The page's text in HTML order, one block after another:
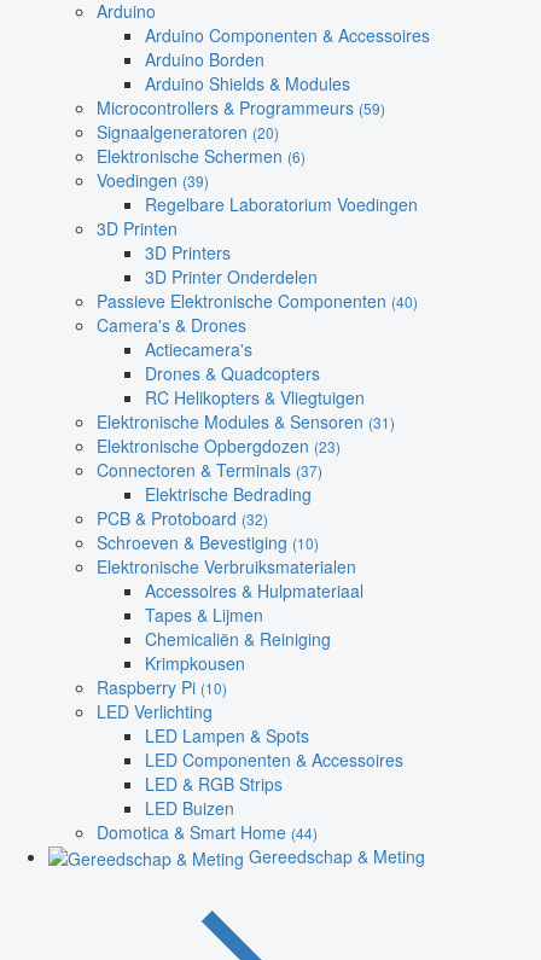
Arduino
Arduino Componenten & Accessoires
Arduino Borden
Arduino Shields & Modules
Microcontrollers & Programmeurs (59)
Signaalgeneratoren (20)
Elektronische Schermen (6)
Voedingen (39)
Regelbare Laboratorium Voedingen
3D Printen
3D Printers
3D Printer Onderdelen
Passieve Elektronische Componenten (40)
Camera's & Drones
Actiecamera's
Drones & Quadcopters
RC Helikopters & Vliegtuigen
Elektronische Modules & Sensoren (31)
Elektronische Opbergdozen (23)
Connectoren & Terminals (37)
Elektrische Bedrading
PCB & Protoboard (32)
Schroeven & Bevestiging (10)
Elektronische Verbruiksmaterialen
Accessoires & Hulpmateriaal
Tapes & Lijmen
Chemicaliën & Reiniging
Krimpkousen
Raspberry Pi (10)
LED Verlichting
LED Lampen & Spots
LED Componenten & Accessoires
LED & RGB Strips
LED Buizen
Domotica & Smart Home (44)
Gereedschap & Meting